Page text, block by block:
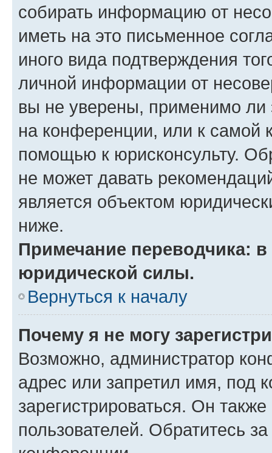
собирать информацию от
иметь на это письменное
иного вида подтверждения
личной информации от
вы не уверены, применимо ли
на конференции, или к самой
помощью к юрисконсульту.
не может давать
является объектом
ниже.
Примечание переводчика:
юридической силы.
Вернуться к началу
Почему я не могу
Возможно, администратор
адрес или запретил имя, под
зарегистрироваться. Он
пользователей. Обратитесь